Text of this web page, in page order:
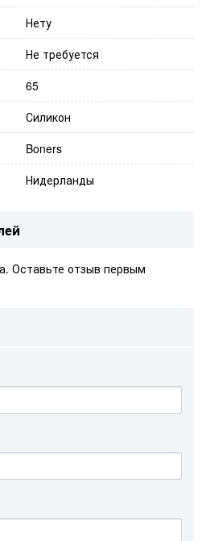
Нету
Не требуется
65
Силикон
Boners
Нидерланды
Оставьте отзыв первым